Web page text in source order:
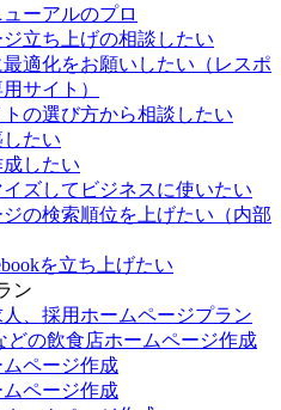
ーアルのプロ
立ち上げの相談したい
適化をお願いしたい（レスポ
サイト）
の選び方から相談したい
たい
したい
ズしてビジネスに使いたい
の検索順位を上げたい（内部
を立ち上げたい
ン
、採用ホームページプラン
どの飲食店ホームページ作成
ページ作成
ページ作成